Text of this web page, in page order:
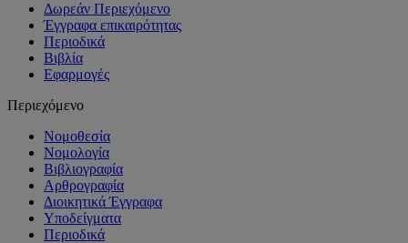
Δωρεάν Περιεχόμενο
Έγγραφα επικαιρότητας
Περιοδικά
Βιβλία
Εφαρμογές
Περιεχόμενο
Νομοθεσία
Νομολογία
Βιβλιογραφία
Αρθρογραφία
Διοικητικά Έγγραφα
Υποδείγματα
Περιοδικά